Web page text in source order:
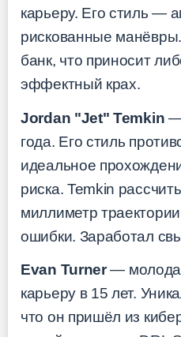
карьеру. Его стиль —
рискованные
банк, что приносит
эффектный крах.
Jordan "Jet" Temkin —
года. Его стиль
идеальное
риска. Temkin
миллиметр
ошибки. Заработал
Evan Turner—
карьеру в 15 лет.
что он пришёл из